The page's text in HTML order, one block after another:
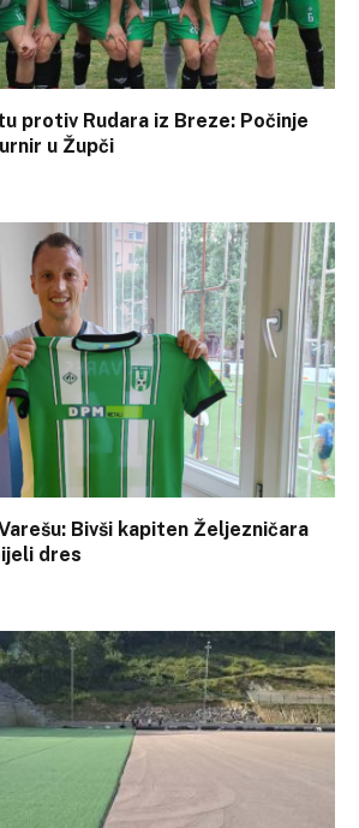
protiv Rudara iz Breze: Počinje
u Župči
Bivši kapiten Željezničara
dres